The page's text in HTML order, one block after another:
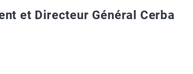
et Directeur Général Cerba